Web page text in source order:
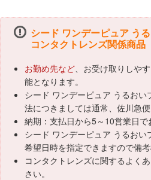
シード ワンデーピュア う
コンタクトレンズ関係商品
お勤め先など、お受け取りしや
能となります。
シード ワンデーピュア うるお
法につきましては通常、佐川急便
納期：支払日から5～10営業日で
シード ワンデーピュア うるお
希望日時を指定できますので備
コンタクトレンズに関するよく
さい。